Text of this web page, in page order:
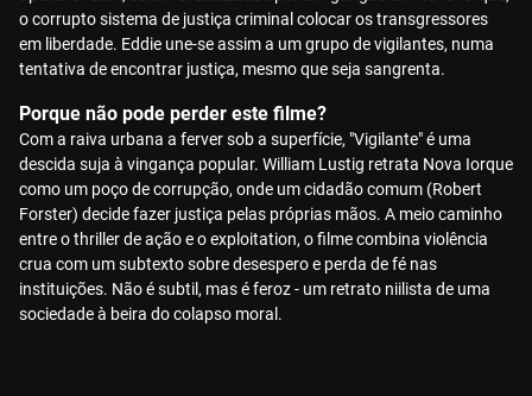
o corrupto sistema de justiça criminal colocar os transgressores
em liberdade. Eddie une-se assim a um grupo de vigilantes, numa
tentativa de encontrar justiça, mesmo que seja sangrenta.
Porque não pode perder este filme?
Com a raiva urbana a ferver sob a superfície, "Vigilante" é uma
descida suja à vingança popular. William Lustig retrata Nova Iorque
como um poço de corrupção, onde um cidadão comum (Robert
Forster) decide fazer justiça pelas próprias mãos. A meio caminho
entre o thriller de ação e o exploitation, o filme combina violência
crua com um subtexto sobre desespero e perda de fé nas
instituições. Não é subtil, mas é feroz - um retrato niilista de uma
sociedade à beira do colapso moral.